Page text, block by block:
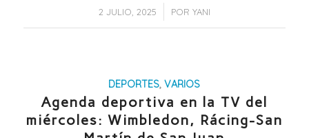
2 JULIO, 2025
/ POR YANI
DEPORTES,VARIOS
Agenda deportiva en la TV del
miércoles: Wimbledon, Rácing-San